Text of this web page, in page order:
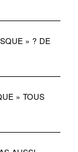
» ? DE
» TOUS